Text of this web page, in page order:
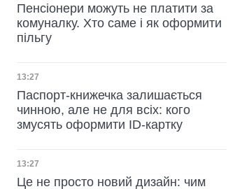
Пенсіонери можуть не платити за
комуналку. Хто саме і як оформити
пільгу
Дата публікації
13:27
Паспорт-книжечка залишається
чинною, але не для всіх: кого
змусять оформити ID-картку
Дата публікації
13:27
Це не просто новий дизайн: чим